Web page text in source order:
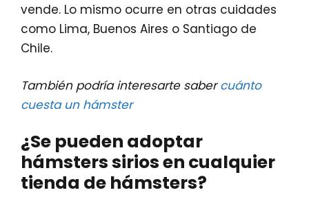
vende. Lo mismo ocurre en otras cuidades
como Lima, Buenos Aires o Santiago de
Chile.
También podría interesarte sabercuánto
cuesta un hámster
¿Se pueden adoptar
hámsters sirios en cualquier
tienda de hámsters?